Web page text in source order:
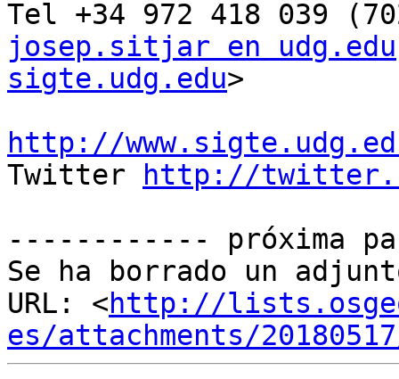
josep.sitjar en udg.edu
sigte.udg.edu>
http://
Twitter
http://
------------ próxima
Se ha borrado un
URL: <http://
es/attachments/